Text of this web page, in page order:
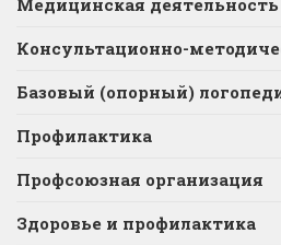
Консультационно-
Базовый (опорный)
Профилактика
Профсоюзная организация
Здоровье и профилактика